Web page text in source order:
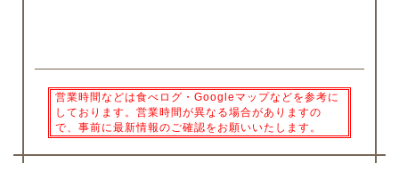
営業時間などは食べログ・Googleマップなどを参考に
しております。営業時間が異なる場合がありますの
で、事前に最新情報のご確認をお願いいたします。